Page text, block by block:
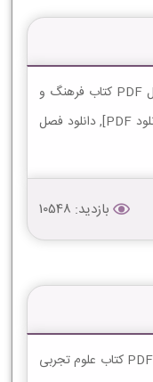
دانلود کتاب فرهنگ و هنر هفتم دانلود فایل PDF کتاب فرهنگ و
هنر پایه هفتم متوسطه اول 1404-1405 [دانلود PDF], دانلود فصل
بازدید: 10548
دانلود کتاب علوم تجربی هفتم دانلود فایل PDF کتاب علوم تجربی